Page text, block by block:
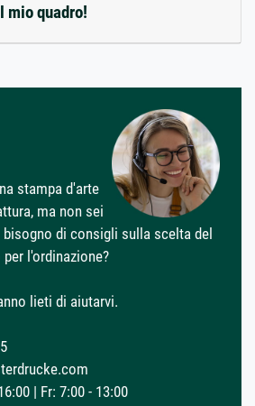
mio quadro!
stampa d'arte
ma non sei
bisogno di consigli sulla scelta del
l'ordinazione?
lieti di aiutarvi.
| Fr: 7:00 - 13:00